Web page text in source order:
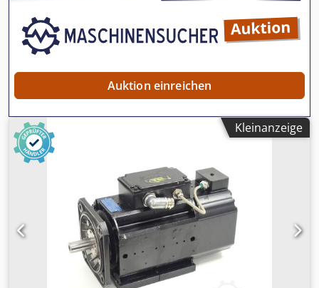
465 mm - Elektromotor mit Standard-Fußflansch,
Befestigungsbohrungen Ø 11,5 / Lochabstand 215 x 140
mm Platzbedarf L x B x H: 570 x 465 x 465 mm Gewicht: 57
Auktion einreichen
Kleinanzeige